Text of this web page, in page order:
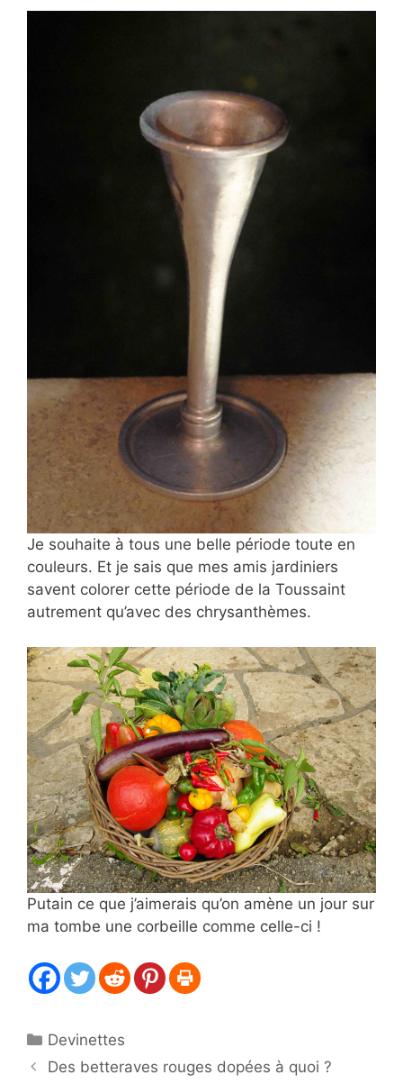
Je souhaite à tous une belle période toute en
couleurs. Et je sais que mes amis jardiniers
savent colorer cette période de la Toussaint
autrement qu’avec des chrysanthèmes.
Putain ce que j’aimerais qu’on amène un jour sur
ma tombe une corbeille comme celle-ci !
Catégories
Devinettes
Des betteraves rouges dopées à quoi ?